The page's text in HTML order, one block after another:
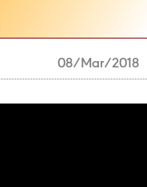
08/Mar/2018